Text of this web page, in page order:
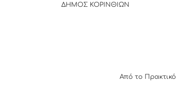
ΔΗΜΟΣ ΚΟΡΙΝΘΙΩΝ
Από το Πρακτικό